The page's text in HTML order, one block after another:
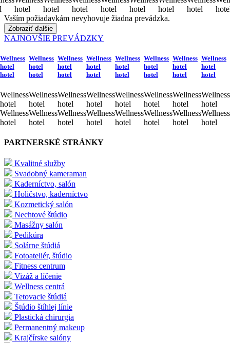
hotel
hotel
hotel
hotel
hotel
hotel
hotel
Vaším požiadavkám nevyhovuje žiadna prevádzka.
Zobraziť ďalšie
NAJNOVŠIE PREVÁDZKY
Wellness
hotel
hotel
Wellness
hotel
Wellness
hotel
Wellness
hotel
hotel
Wellness
hotel
Wellness
hotel
Wellness
hotel
hotel
Wellness
hotel
Wellness
hotel
Wellness
hotel
hotel
Wellness
hotel
Wellness
hotel
Wellness
hotel
hotel
Wellness
hotel
Wellness
hotel
Wellness
hotel
hotel
Wellness
hotel
Wellness
hotel
Wellness
hotel
hotel
Wellness
hotel
Wellness
hotel
Wellness
hotel
hotel
Wellness
hotel
Wellness
hotel
PARTNERSKÉ STRÁNKY
Kvalitné služby
Svadobný kameraman
Kaderníctvo, salón
Holičstvo, kaderníctvo
Kozmetický salón
Nechtové štúdio
Masážny salón
Pedikúra
Solárne štúdiá
Fotoateliér, štúdio
Fitness centrum
Vizáž a líčenie
Wellness centrá
Tetovacie štúdiá
Štúdio štíhlej línie
Plastická chirurgia
Permanentný makeup
Krajčírske salóny